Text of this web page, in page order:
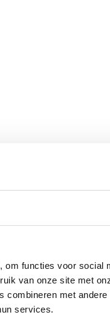
functies voor social
van onze site met
met
services.